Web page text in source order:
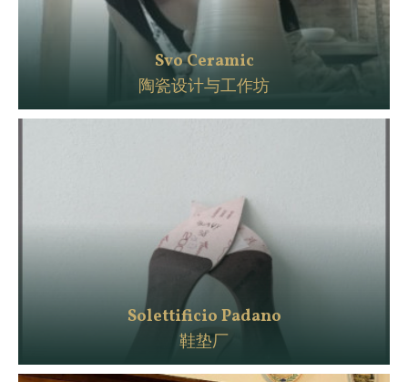
Svo Ceramic
陶瓷设计与工作坊
Solettificio Padano
鞋垫厂